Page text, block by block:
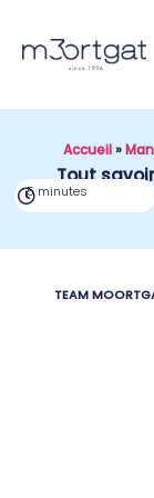
Accueil»
Tout
5 minutes
TEAM